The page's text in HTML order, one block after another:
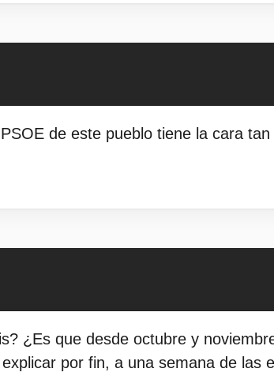
de este pueblo tiene la cara
¿Es que desde octubre y
por fin, a una semana de las